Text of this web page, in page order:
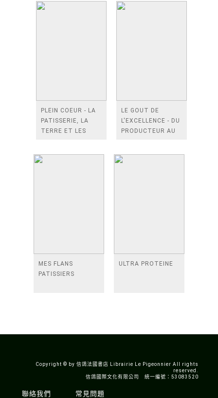
PLEIN COEUR - LA
PATISSERIE, LA
TERRE ET LES
REPORTAGES DE
LE GOUT DE
L'EXCELLENCE - DU
PRODUCTEUR AU
MES FLANS
PATISSIERS
ULTRA PROTEINE
Copyright © by 信鴿法國書店 Librairie Le Pigeonnier All rights
reserved.
信鴿國際文化有限公司 統一編號：53083520
聯絡我們 常見問題